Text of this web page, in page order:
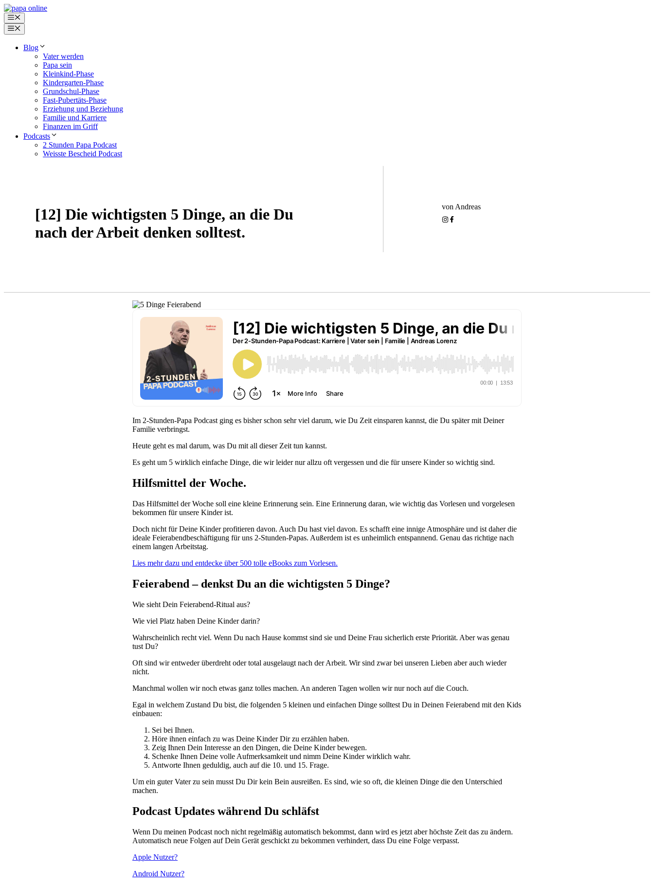
Zum
Inhalt
springen
Menü
Menü
Blog
Vater werden
Papa sein
Kleinkind-Phase
Kindergarten-Phase
Grundschul-Phase
Fast-Pubertäts-Phase
Erziehung und Beziehung
Familie und Karriere
Finanzen im Griff
Podcasts
2 Stunden Papa Podcast
Weisste Bescheid Podcast
[12] Die wichtigsten 5 Dinge, an die Du
nach der Arbeit denken solltest.
von Andreas
Im 2-Stunden-Papa Podcast ging es bisher schon sehr viel darum, wie Du Zeit einsparen kannst, die Du später mit Deiner
Familie verbringst.
Heute geht es mal darum, was Du mit all dieser Zeit tun kannst.
Es geht um 5 wirklich einfache Dinge, die wir leider nur allzu oft vergessen und die für unsere Kinder so wichtig sind.
Hilfsmittel der Woche.
Das Hilfsmittel der Woche soll eine kleine Erinnerung sein. Eine Erinnerung daran, wie wichtig das Vorlesen und vorgelesen
bekommen für unsere Kinder ist.
Doch nicht für Deine Kinder profitieren davon. Auch Du hast viel davon. Es schafft eine innige Atmosphäre und ist daher die
ideale Feierabendbeschäftigung für uns 2-Stunden-Papas. Außerdem ist es unheimlich entspannend. Genau das richtige nach
einem langen Arbeitstag.
Lies mehr dazu und entdecke über 500 tolle eBooks zum Vorlesen.
Feierabend – denkst Du an die wichtigsten 5 Dinge?
Wie sieht Dein Feierabend-Ritual aus?
Wie viel Platz haben Deine Kinder darin?
Wahrscheinlich recht viel. Wenn Du nach Hause kommst sind sie und Deine Frau sicherlich erste Priorität. Aber was genau
tust Du?
Oft sind wir entweder überdreht oder total ausgelaugt nach der Arbeit. Wir sind zwar bei unseren Lieben aber auch wieder
nicht.
Manchmal wollen wir noch etwas ganz tolles machen. An anderen Tagen wollen wir nur noch auf die Couch.
Egal in welchem Zustand Du bist, die folgenden 5 kleinen und einfachen Dinge solltest Du in Deinen Feierabend mit den Kids
einbauen:
Sei bei Ihnen.
Höre ihnen einfach zu was Deine Kinder Dir zu erzählen haben.
Zeig Ihnen Dein Interesse an den Dingen, die Deine Kinder bewegen.
Schenke Ihnen Deine volle Aufmerksamkeit und nimm Deine Kinder wirklich wahr.
Antworte Ihnen geduldig, auch auf die 10. und 15. Frage.
Um ein guter Vater zu sein musst Du Dir kein Bein ausreißen. Es sind, wie so oft, die kleinen Dinge die den Unterschied
machen.
Podcast Updates während Du schläfst
Wenn Du meinen Podcast noch nicht regelmäßig automatisch bekommst, dann wird es jetzt aber höchste Zeit das zu ändern.
Automatisch neue Folgen auf Dein Gerät geschickt zu bekommen verhindert, dass Du eine Folge verpasst.
Apple Nutzer?
Android Nutzer?